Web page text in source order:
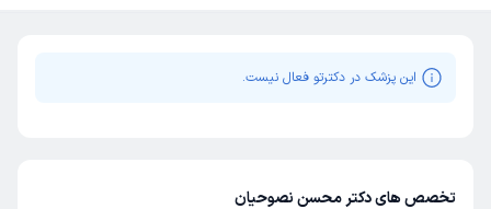
این پزشک در دکترتو فعال نیست.
تخصص های دکتر محسن نصوحیان